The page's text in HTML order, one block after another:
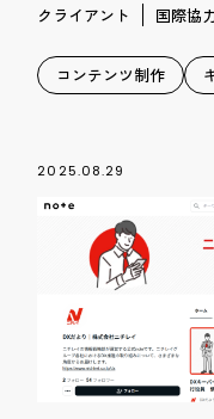
クライアント 国際協
コンテンツ制作
2025.08.29